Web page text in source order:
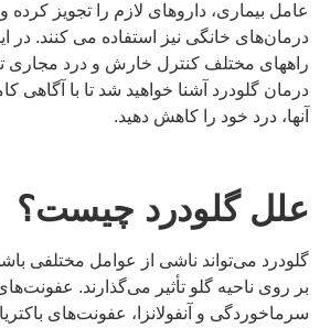
عامل بیماری، داروهای لازم را تجویز کرده و
درمان‌های خانگی نیز استفاده می کنند. در
راههای مختلف کنترل خارش و درد مجاری
درمان گلودرد آشنا خواهید شد تا با آگاهی
آنها، درد خود را کاهش دهید.
علل گلودرد چیست؟
گلودرد می‌تواند ناشی از عوامل مختلفی
بر روی ناحیه گلو تأثیر می‌گذارند.
سرماخوردگی و آنفولانزا، عفونت‌های